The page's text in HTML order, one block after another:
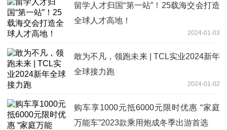
留学人才归国“第一站”！25载海交会打造
全球人才高地！
2024-01-03
敢为不凡，领跑未来 | TCL实业2024新年
全球接力跑
2024-01-02
购车享1000元抵6000元限时优惠 “家庭
万能车”2023款乘用炮成冬季出游首选